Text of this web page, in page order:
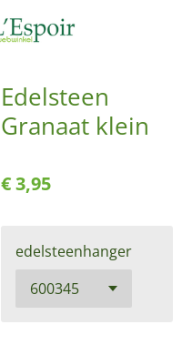
Edelsteen
Granaat klein
€ 3,95
edelsteenhanger